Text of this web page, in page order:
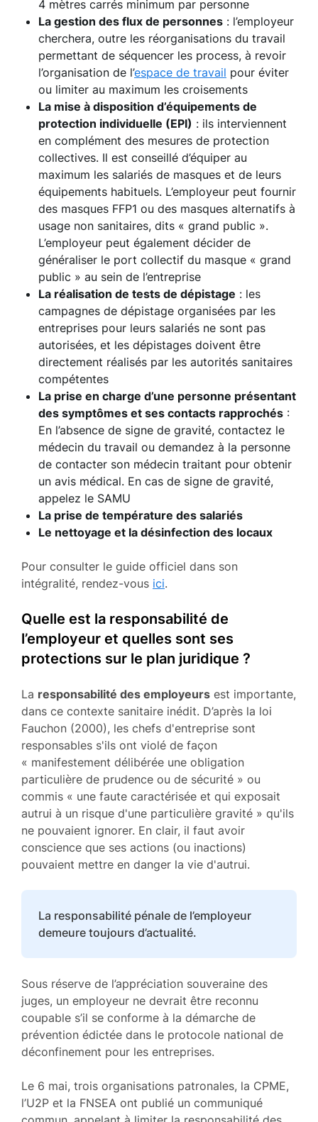
4 mètres carrés minimum par personne
La gestion des flux de personnes : l’employeur
cherchera, outre les réorganisations du travail
permettant de séquencer les process, à revoir
l’organisation de l’espace de travail pour éviter
ou limiter au maximum les croisements
La mise à disposition d’équipements de
protection individuelle (EPI) : ils interviennent
en complément des mesures de protection
collectives. Il est conseillé d’équiper au
maximum les salariés de masques et de leurs
équipements habituels. L’employeur peut fournir
des masques FFP1 ou des masques alternatifs à
usage non sanitaires, dits « grand public ».
L’employeur peut également décider de
généraliser le port collectif du masque « grand
public » au sein de l’entreprise
La réalisation de tests de dépistage : les
campagnes de dépistage organisées par les
entreprises pour leurs salariés ne sont pas
autorisées, et les dépistages doivent être
directement réalisés par les autorités sanitaires
compétentes
La prise en charge d’une personne présentant
des symptômes et ses contacts rapprochés :
En l’absence de signe de gravité, contactez le
médecin du travail ou demandez à la personne
de contacter son médecin traitant pour obtenir
un avis médical. En cas de signe de gravité,
appelez le SAMU
La prise de température des salariés
Le nettoyage et la désinfection des locaux
Pour consulter le guide officiel dans son
intégralité, rendez-vous ici.
Quelle est la responsabilité de
l’employeur et quelles sont ses
protections sur le plan juridique ?
La responsabilité des employeurs est importante,
dans ce contexte sanitaire inédit. D’après la loi
Fauchon (2000), les chefs d'entreprise sont
responsables s'ils ont violé de façon
« manifestement délibérée une obligation
particulière de prudence ou de sécurité » ou
commis « une faute caractérisée et qui exposait
autrui à un risque d'une particulière gravité » qu'ils
ne pouvaient ignorer. En clair, il faut avoir
conscience que ses actions (ou inactions)
pouvaient mettre en danger la vie d'autrui.
La responsabilité pénale de l’employeur
demeure toujours d’actualité.
Sous réserve de l’appréciation souveraine des
juges, un employeur ne devrait être reconnu
coupable s’il se conforme à la démarche de
prévention édictée dans le protocole national de
déconfinement pour les entreprises.
Le 6 mai, trois organisations patronales, la CPME,
l’U2P et la FNSEA ont publié un communiqué